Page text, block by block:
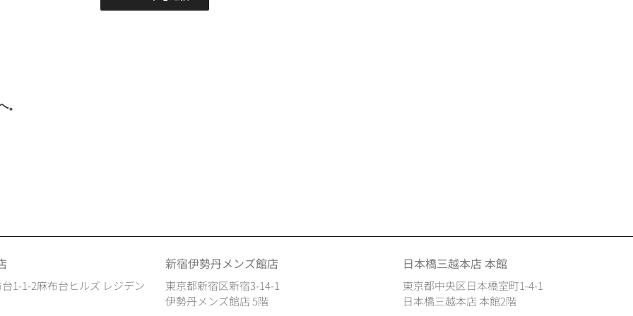
。
1-1-2麻布台ヒルズ レジデン
新宿伊勢丹メンズ館店
東京都新宿区新宿3-14-1
伊勢丹メンズ館店 5階
日本橋三越本店 本館
東京都中央区日本橋室町1-4-1
日本橋三越本店 本館2階